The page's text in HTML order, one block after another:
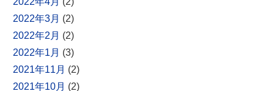
2022年3月 (2)
2022年2月 (2)
2022年1月 (3)
2021年11月 (2)
2021年10月 (2)